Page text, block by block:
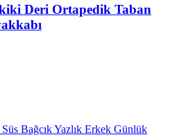
Deri Ortapedik Taban